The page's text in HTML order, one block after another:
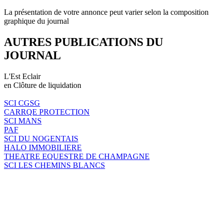
La présentation de votre annonce peut varier selon la composition
graphique du journal
AUTRES PUBLICATIONS DU
JOURNAL
L'Est Eclair
en Clôture de liquidation
SCI CGSG
CARRQE PROTECTION
SCI MANS
PAF
SCI DU NOGENTAIS
HALO IMMOBILIERE
THEATRE EQUESTRE DE CHAMPAGNE
SCI LES CHEMINS BLANCS